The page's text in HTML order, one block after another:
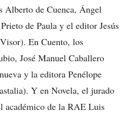
Alberto de Cuenca, Ángel
de Paula y el editor Jesús
En Cuento, los
José Manuel Caballero
y la editora Penélope
Y en Novela, el jurado
académico de la RAE Luis